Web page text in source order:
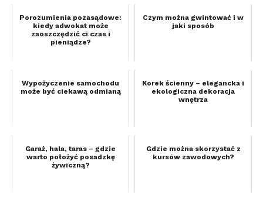
Porozumienia pozasądowe:
kiedy adwokat może
zaoszczędzić ci czas i
pieniądze?
Czym można gwintować i w
jaki sposób
Wypożyczenie samochodu
może być ciekawą odmianą
Korek ścienny – elegancka i
ekologiczna dekoracja
wnętrza
Garaż, hala, taras – gdzie
warto położyć posadzkę
żywiczną?
Gdzie można skorzystać z
kursów zawodowych?